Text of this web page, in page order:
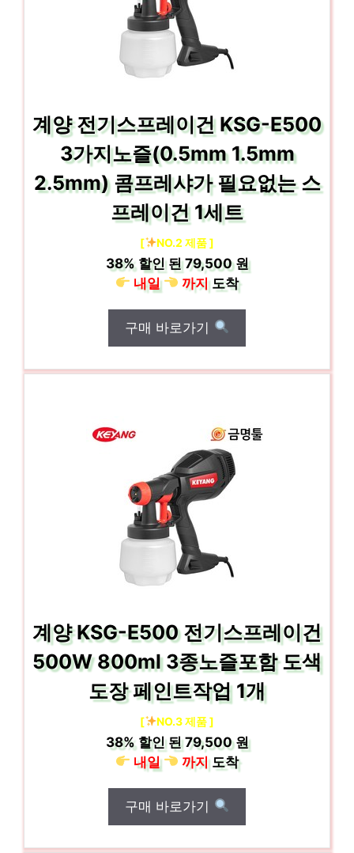
계양 전기스프레이건 KSG-E500
3가지노즐(0.5mm 1.5mm
2.5mm) 콤프레샤가 필요없는 스
프레이건 1세트
[ NO.2 제품 ]
38%할인 된79,500 원
내일
까지도착
구매 바로가기
계양 KSG-E500 전기스프레이건
500W 800ml 3종노즐포함 도색
도장 페인트작업 1개
[ NO.3 제품 ]
38%할인 된79,500 원
내일
까지도착
구매 바로가기